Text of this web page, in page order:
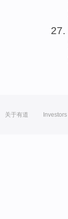
关于有道 Investors